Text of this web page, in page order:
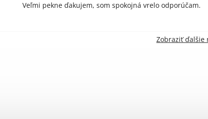
Veľmi pekne ďakujem, som spokojná vrelo odporúčam.
Zobraziť ďalšie